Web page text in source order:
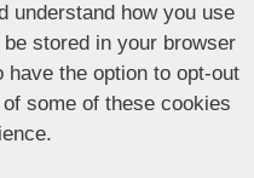
understand how you use
stored in your browser
the option to opt-out
some of these cookies